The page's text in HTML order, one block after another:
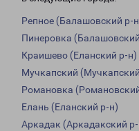
Репное (Балашовский р-
Пинеровка
Краишево (Еланский р-н)
Мучкапский
Романовка
Елань (Еланский р-н)
Аркадак (Аркадакский